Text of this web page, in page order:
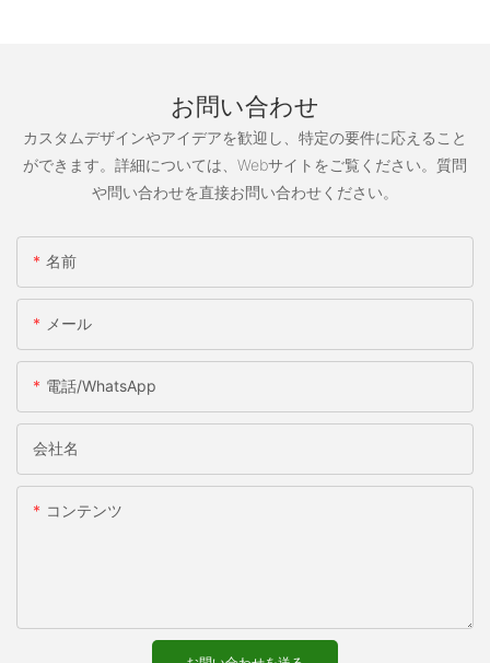
お問い合わせ
カスタムデザインやアイデアを歓迎し、特定の要件に応えること
ができます。詳細については、Webサイトをご覧ください。質問
や問い合わせを直接お問い合わせください。
名前
メール
電話/WhatsApp
会社名
コンテンツ